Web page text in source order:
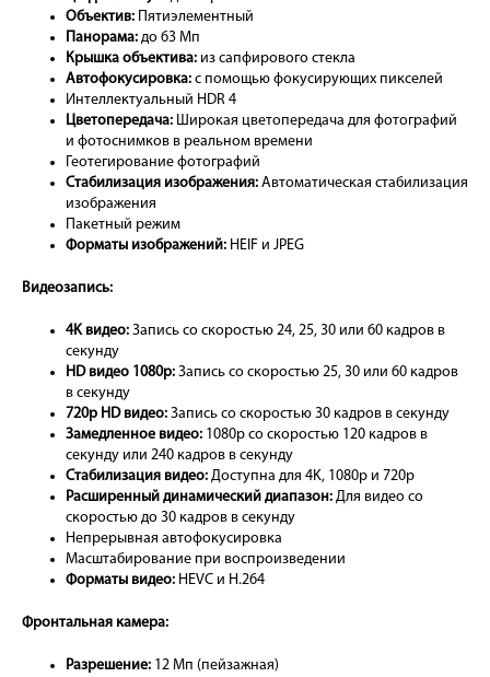
Объектив: Пятиэлементный
Панорама: до 63 Мп
Крышка объектива: из сапфирового стекла
Автофокусировка: с помощью фокусирующих пикселей
Интеллектуальный HDR 4
Цветопередача: Широкая цветопередача для фотографий
и фотоснимков в реальном времени
Геотегирование фотографий
Стабилизация изображения: Автоматическая стабилизация
изображения
Пакетный режим
Форматы изображений: HEIF и JPEG
Видеозапись:
4K видео: Запись со скоростью 24, 25, 30 или 60 кадров в
секунду
HD видео 1080p: Запись со скоростью 25, 30 или 60 кадров
в секунду
720p HD видео: Запись со скоростью 30 кадров в секунду
Замедленное видео: 1080p со скоростью 120 кадров в
секунду или 240 кадров в секунду
Стабилизация видео: Доступна для 4K, 1080p и 720p
Расширенный динамический диапазон: Для видео со
скоростью до 30 кадров в секунду
Непрерывная автофокусировка
Масштабирование при воспроизведении
Форматы видео: HEVC и H.264
Фронтальная камера:
Разрешение: 12 Мп (пейзажная)